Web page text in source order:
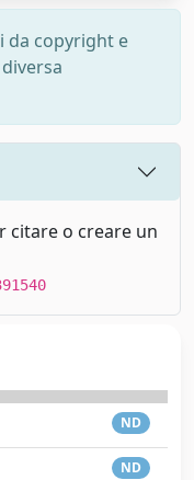
da copyright e
citare o creare un
ND
ND